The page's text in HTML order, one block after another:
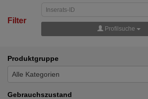
Filter
Profilsuche
Produktgruppe
Alle Kategorien
Gebrauchszustand